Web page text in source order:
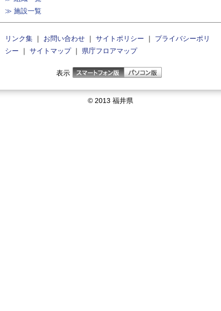
≫ 施設一覧
リンク集 ｜ お問い合わせ ｜ サイトポリシー ｜
プライバシーポリ
シー ｜ サイトマップ｜ 県庁フロアマップ
表示
© 2013 福井県